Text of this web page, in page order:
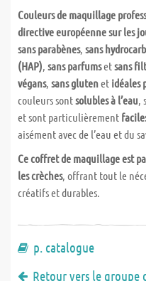
Couleurs de maquillage
directive européenne sur les
sans parabènes, sans
(HAP), sans parfumsetsans
végans, sans glutenet idéales
couleurs sontsolubles à l’eau,
et sont particulièrement
aisément avec de l’eau et du
Ce coffret de maquillage est
les crèches, offrant tout le
créatifs et durables.
p. catalogue
Retour vers le groupe